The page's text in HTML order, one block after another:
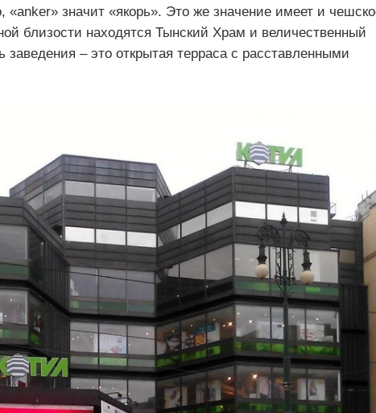
«anker» значит «якорь». Это же значение имеет и
близости находятся Тынский Храм и величественный
– это открытая терраса с расставленными